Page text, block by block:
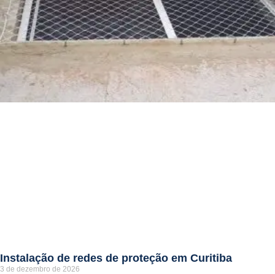
Instalação de redes de proteção em Curitiba
3 de dezembro de 2026